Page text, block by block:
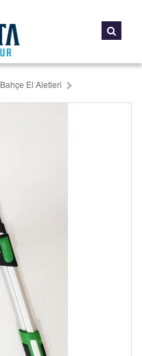
Bahçe El Aletleri